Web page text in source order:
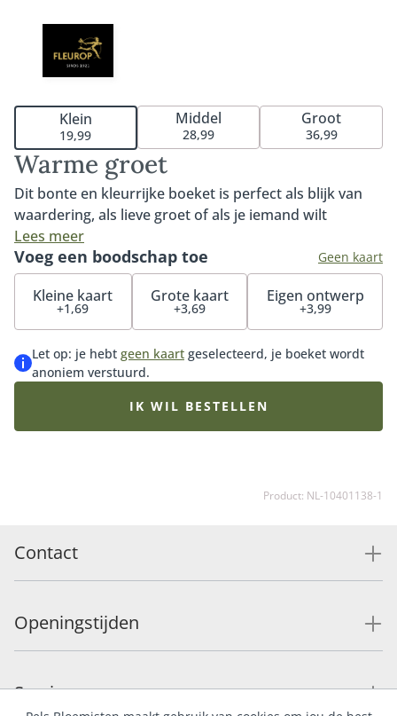
Warme groet
Dit bonte en kleurrijke boeket is perfect als blijk van
waardering, als lieve groet of als je iemand wilt
bedanken. Een boeket geschikt voor elke gelegenheid
dankzij de kleurrijke tinten. Een bont plukboeket waar
je iedereen blij mee maakt. Tip: bestel een vaas bij je
boeket. Zo komen de bloemen nog beter tot hun
Lees meer
Klein
19,99
Middel
28,99
Groot
36,99
Voeg een boodschap toe Geen kaart
Kleine kaart
+1,69
Grote kaart
+3,69
Eigen ontwerp
+3,99
Let op: je hebt geen kaart geselecteerd, je boeket wordt
anoniem verstuurd.
IK WIL BESTELLEN
Product: NL-10401138-1
Contact
Openingstijden
Service